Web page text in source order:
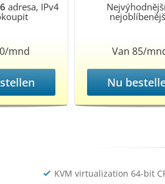
adresa, IPv4
mnd Van 85/
Nu
KVM virtualization 64-bit